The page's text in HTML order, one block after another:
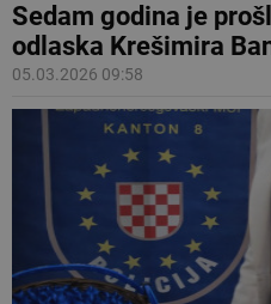
Sedam godina je
odlaska Krešimira
05.03.2026 09:58